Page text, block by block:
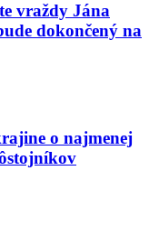
vraždy Jána
dokončený na
o najmenej